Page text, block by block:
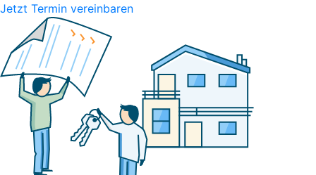
Jetzt Termin vereinbaren